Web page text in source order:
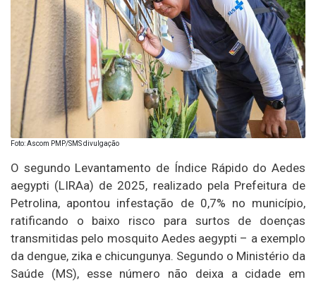
Foto: Ascom PMP/SMS divulgação
O segundo Levantamento de Índice Rápido do Aedes
aegypti (LIRAa) de 2025, realizado pela Prefeitura de
Petrolina, apontou infestação de 0,7% no município,
ratificando o baixo risco para surtos de doenças
transmitidas pelo mosquito Aedes aegypti – a exemplo
da dengue, zika e chicungunya. Segundo o Ministério da
Saúde (MS), esse número não deixa a cidade em